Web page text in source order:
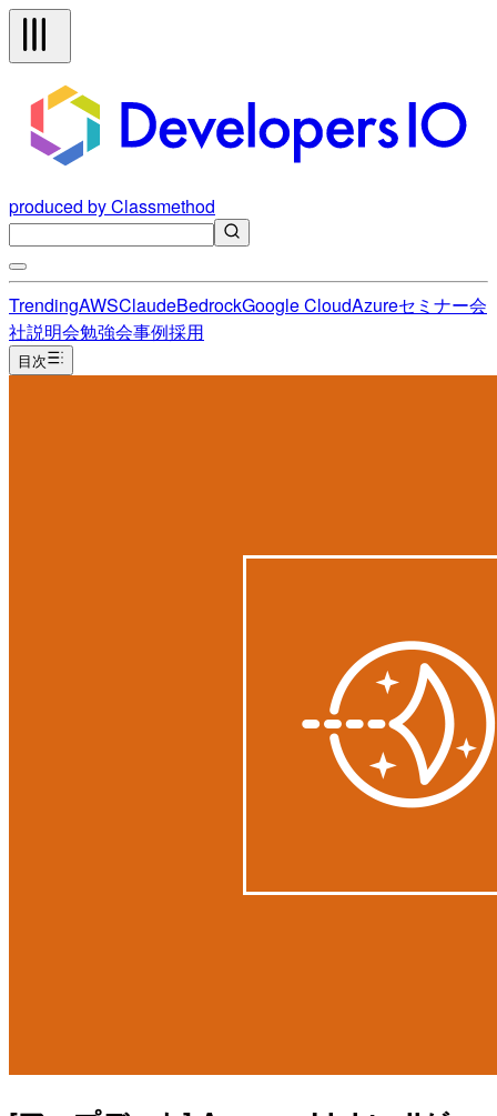
produced by Classmethod
TrendingAWSClaudeBedrockGoogle CloudAzureセミナー会
社説明会勉強会事例採用
目次